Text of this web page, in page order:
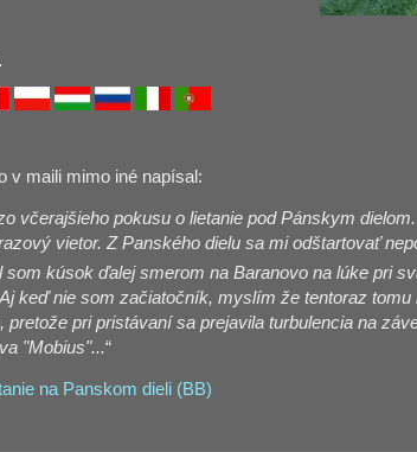
v maili mimo iné napísal:
včerajšieho pokusu o lietanie pod Pánskym
vietor. Z Panského dielu sa mi odštartovať
som kúsok ďalej smerom na Baranovo na lúke pri
keď nie som začiatočník, myslím že tentoraz
pretože pri pristávaní sa prejavila turbulencia na
"Mobius"...“
na Panskom dieli (BB)